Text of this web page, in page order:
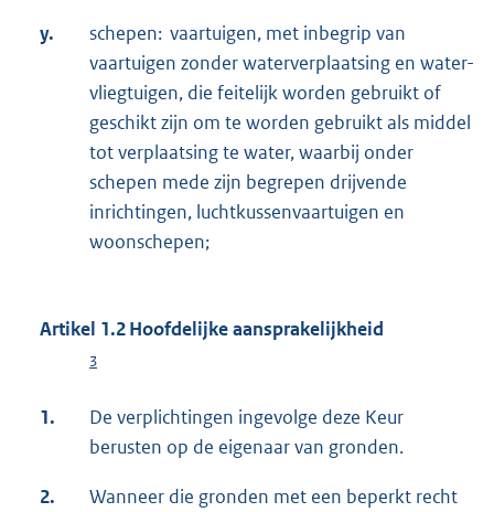
y.
schepen: vaartuigen, met inbegrip van
vaartuigen zonder waterverplaatsing en water-
vliegtuigen, die feitelijk worden gebruikt of
geschikt zijn om te worden gebruikt als middel
tot verplaatsing te water, waarbij onder
schepen mede zijn begrepen drijvende
inrichtingen, luchtkussenvaartuigen en
woonschepen;
Artikel 1.2 Hoofdelijke aansprakelijkheid
3
1.
De verplichtingen ingevolge deze Keur
berusten op de eigenaar van gronden.
2.
Wanneer die gronden met een beperkt recht